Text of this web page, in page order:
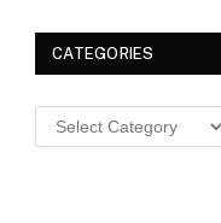
CATEGORIES
Categories